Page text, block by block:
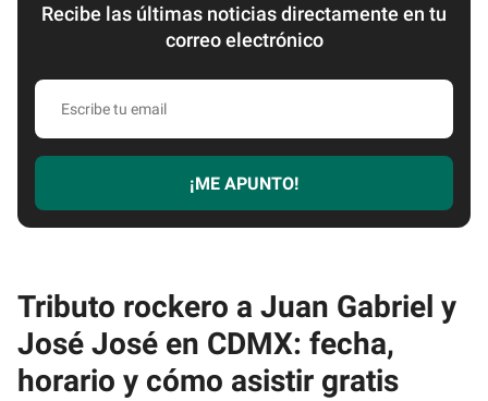
Recibe las últimas noticias directamente en tu
correo electrónico
Escribe
email
¡ME APUNTO!
Tributo rockero a Juan Gabriel y
José José en CDMX: fecha,
horario y cómo asistir gratis